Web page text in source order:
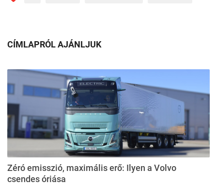
CÍMLAPRÓL AJÁNLJUK
Zéró emisszió, maximális erő: Ilyen a Volvo
csendes óriása